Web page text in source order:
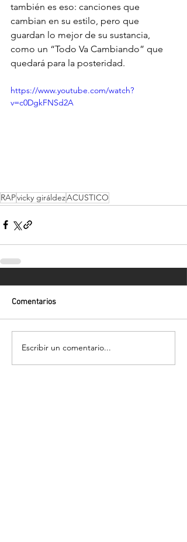
también es eso: canciones que
cambian en su estilo, pero que
guardan lo mejor de su sustancia,
como un “Todo Va Cambiando” que
quedará para la posteridad.
https://www.youtube.com/watch?
v=c0DgkFNSd2A
RAPvicky giráldezACUSTICO
Comentarios
Escribir un comentario...